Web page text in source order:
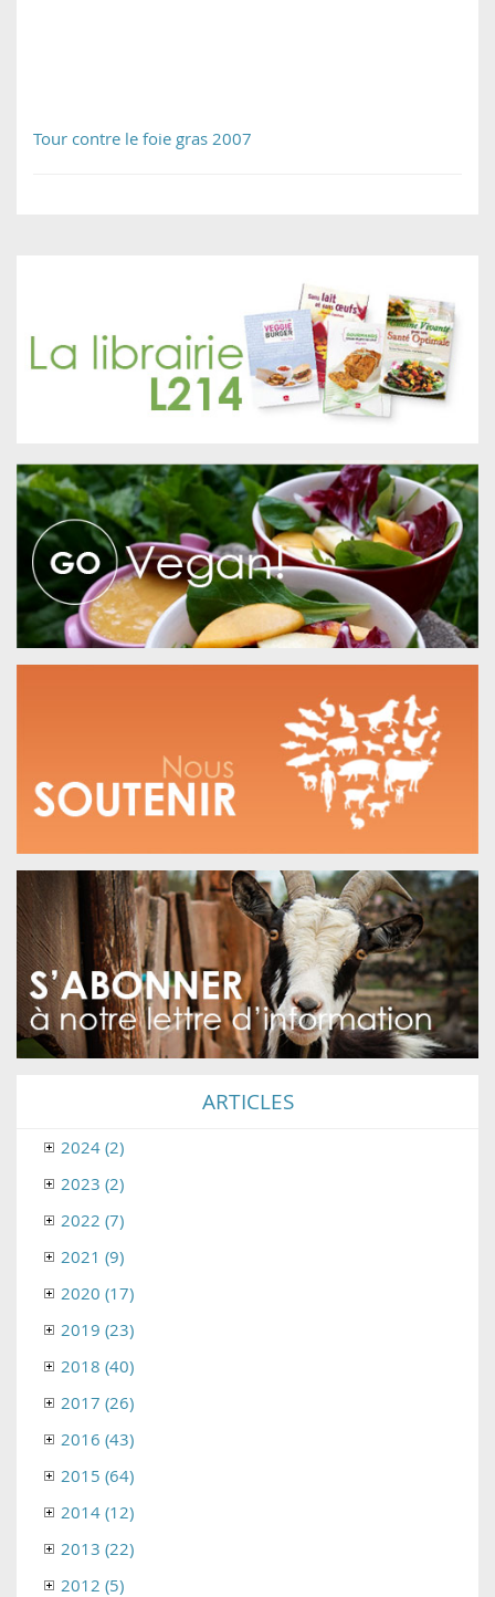
Tour contre le foie gras 2007
ARTICLES
2024 (2)
2023 (2)
2022 (7)
2021 (9)
2020 (17)
2019 (23)
2018 (40)
2017 (26)
2016 (43)
2015 (64)
2014 (12)
2013 (22)
2012 (5)